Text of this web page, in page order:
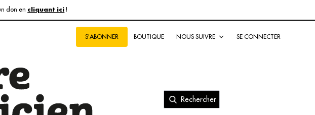
don en cliquant ici !
S'ABONNER BOUTIQUE NOUS SUIVRE SE CONNECTER
Rechercher